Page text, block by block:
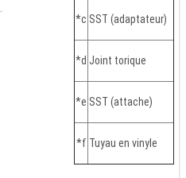
*c SST (adaptateur)
*d Joint torique
*e SST (attache)
*f Tuyau en vinyle